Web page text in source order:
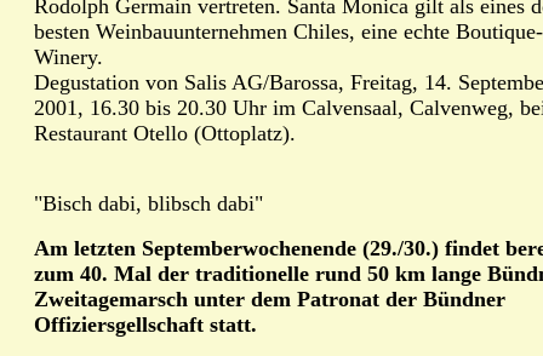
Rodolph Germain vertreten. Santa Monica gilt als eines
besten Weinbauunternehmen Chiles, eine echte Boutique-
Winery.
Degustation von Salis AG/Barossa, Freitag, 14.
2001, 16.30 bis 20.30 Uhr im Calvensaal, Calvenweg,
Restaurant Otello (Ottoplatz).
"Bisch dabi, blibsch dabi"
Am letzten Septemberwochenende (29./30.) findet
zum 40. Mal der traditionelle rund 50 km lange
Zweitagemarsch unter dem Patronat der Bündner
Offiziersgellschaft statt.